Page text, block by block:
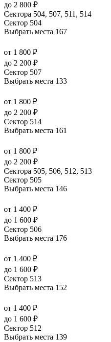
до 2 800 ₽
Сектора 504, 507, 511, 514
Сектор 504
Выбрать места 167
от 1 800 ₽
до 2 200 ₽
Сектор 507
Выбрать места 133
от 1 800 ₽
до 2 200 ₽
Сектор 514
Выбрать места 161
от 1 800 ₽
до 2 200 ₽
Сектора 505, 506, 512, 513
Сектор 505
Выбрать места 146
от 1 400 ₽
до 1 600 ₽
Сектор 506
Выбрать места 176
от 1 400 ₽
до 1 600 ₽
Сектор 513
Выбрать места 152
от 1 400 ₽
до 1 600 ₽
Сектор 512
Выбрать места 139